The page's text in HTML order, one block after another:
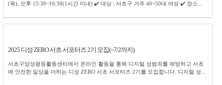
(목), 오후 15:30~16:30(1시간 이내) ✔️ 대상 : 서초구 거주 40~50대 여성 ✔️ 장소...
2025 디성 ZERO 서초 서포터즈 2기 모집(~7/2까지)
서초구양성평등활동센터에서 온라인 활동을 통해 디지털 성범죄를 예방하고 서초
에 안전한 일상을 더하는 디성 ZERO 서초 서포터즈 2기를 모집합니다. 디지털 성...